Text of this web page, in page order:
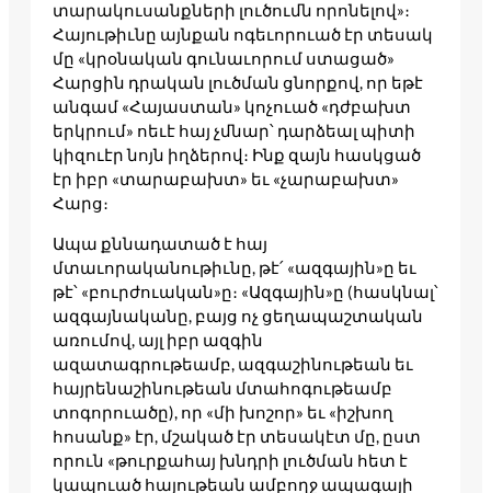
տարակուսանքների լուծումն որոնելով»։
Հայութիւնը այնքան ոգեւորուած էր տեսակ
մը «կրօնական գունաւորում ստացած»
Հարցին դրական լուծման ցնորքով, որ եթէ
անգամ «Հայաստան» կոչուած «դժբախտ
երկրում» ոեւէ հայ չմնար՝ դարձեալ պիտի
կիզուէր նոյն իղձերով։ Ինք զայն հասկցած
էր իբր «տարաբախտ» եւ «չարաբախտ»
Հարց։
Ապա քննադատած է հայ
մտաւորականութիւնը, թէ՛ «ազգային»ը եւ
թէ՝ «բուրժուական»ը։ «Ազգային»ը (հասկնալ՝
ազգայնականը, բայց ոչ ցեղապաշտական
առումով, այլ իբր ազգին
ազատագրութեամբ, ազգաշինութեան եւ
հայրենաշինութեան մտահոգութեամբ
տոգորուածը), որ «մի խոշոր» եւ «իշխող
հոսանք» էր, մշակած էր տեսակէտ մը, ըստ
որուն «թուրքահայ խնդրի լուծման հետ է
կապուած հայութեան ամբողջ ապագայի